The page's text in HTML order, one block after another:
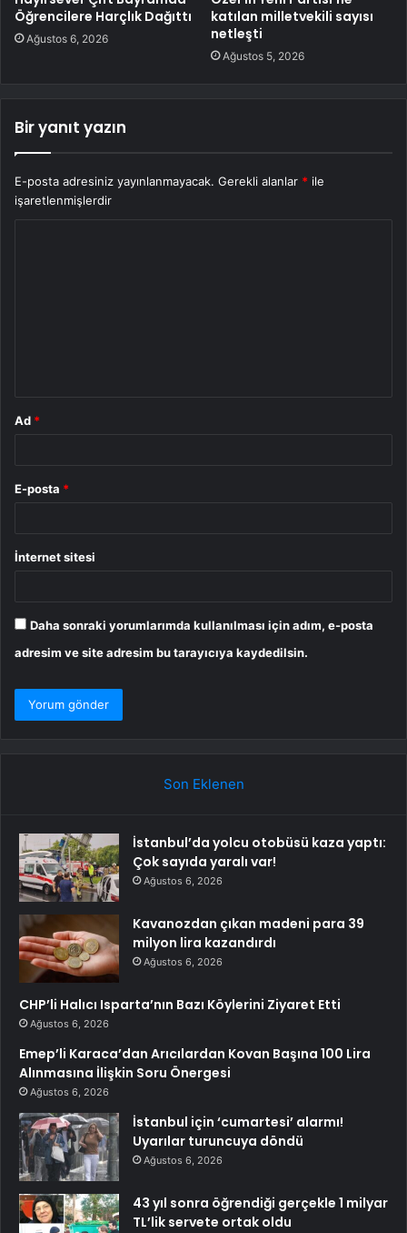
Öğrencilere Harçlık Dağıttı
Ağustos 6, 2026
katılan milletvekili sayısı
netleşti
Ağustos 5, 2026
Bir yanıt yazın
E-posta adresiniz yayınlanmayacak. Gerekli alanlar * ile
işaretlenmişlerdir
Ad *
E-posta *
İnternet sitesi
Daha sonraki yorumlarımda kullanılması için adım, e-posta
adresim ve site adresim bu tarayıcıya kaydedilsin.
Son Eklenen
İstanbul’da yolcu otobüsü kaza yaptı:
Çok sayıda yaralı var!
Ağustos 6, 2026
Kavanozdan çıkan madeni para 39
milyon lira kazandırdı
Ağustos 6, 2026
CHP’li Halıcı Isparta’nın Bazı Köylerini Ziyaret Etti
Ağustos 6, 2026
Emep’li Karaca’dan Arıcılardan Kovan Başına 100 Lira
Alınmasına İlişkin Soru Önergesi
Ağustos 6, 2026
İstanbul için ‘cumartesi’ alarmı!
Uyarılar turuncuya döndü
Ağustos 6, 2026
43 yıl sonra öğrendiği gerçekle 1 milyar
TL’lik servete ortak oldu